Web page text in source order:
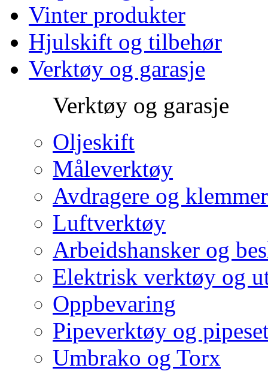
Vinter produkter
Hjulskift og tilbehør
Verktøy og garasje
Verktøy og garasje
Oljeskift
Måleverktøy
Avdragere og klemmer
Luftverktøy
Arbeidshansker og
Elektrisk verktøy og
Oppbevaring
Pipeverktøy og
Umbrako og Torx